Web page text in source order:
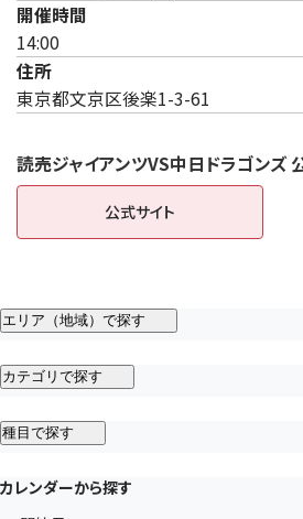
開催時間
14:00
住所
東京都文京区後楽1-3-61
読売ジャイアンツVS中日ドラゴンズ
公式サイト（新しいタブで開きます）
エリア（地域）で探す
カテゴリで探す
種目で探す
カレンダーから探す